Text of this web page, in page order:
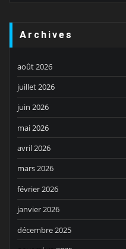
Archives
août 2026
juillet 2026
juin 2026
mai 2026
avril 2026
mars 2026
février 2026
janvier 2026
décembre 2025